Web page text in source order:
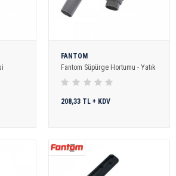
FANTOM
Fantom Süpürge Hortumu - Yatık
208,33 TL + KDV